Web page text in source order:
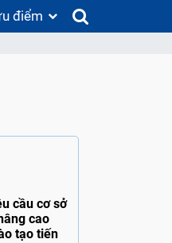
điểm
cầu cơ sở
cao
tạo tiến